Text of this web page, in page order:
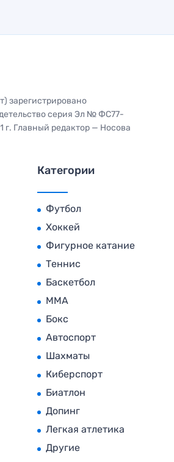
зарегистрировано
серия Эл № ФС77-
г. Главный редактор — Носова
Категории
Футбол
Хоккей
Фигурное катание
Теннис
Баскетбол
MMA
Бокс
Автоспорт
Шахматы
Киберспорт
Биатлон
Допинг
Легкая атлетика
Другие